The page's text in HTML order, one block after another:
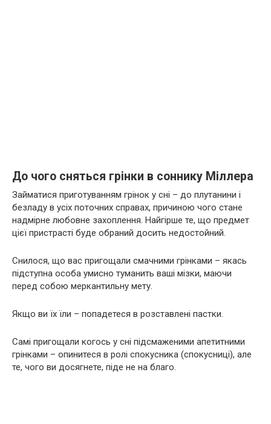
До чого сняться грінки в соннику Міллера
Займатися приготуванням грінок у сні – до плутанини і
безладу в усіх поточних справах, причиною чого стане
надмірне любовне захоплення. Найгірше те, що предмет
цієї пристрасті буде обраний досить недостойний.
Снилося, що вас пригощали смачними грінками – якась
підступна особа умисно туманить ваші мізки, маючи
перед собою меркантильну мету.
Якщо ви їх їли – попадетеся в розставлені пастки.
Самі пригощали когось у сні підсмаженими апетитними
грінками – опинитеся в ролі спокусника (спокусниці), але
те, чого ви досягнете, піде не на благо.